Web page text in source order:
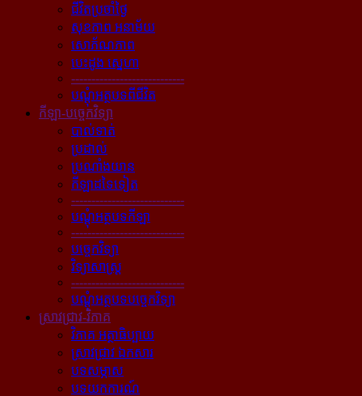
ជីវិតប្រចាំថ្ងៃ
សុខភាព អនាម័យ
សោភ័ណភាព
បេះដូង ស្នេហា
----------------------------
បណ្ដុំអត្ថបទពីជីវិត
កីឡា-បច្ចេកវិទ្យា
បាល់ទាត់
ប្រដាល់
ប្រណាំងយាន
កីឡាដទៃទៀត
----------------------------
បណ្ដុំអត្ថបទកីឡា
----------------------------
បច្ចេកវិទ្យា
វិទ្យាសាស្ត្រ
----------------------------
បណ្ដុំអត្ថបទបច្ចេកវិទ្យា
ស្រាវជ្រាវ-វិភាគ
វិភាគ អត្ថាធិប្បាយ
ស្រាវជ្រាវ ឯកសារ
បទសម្ភាស
បទយកការណ៍